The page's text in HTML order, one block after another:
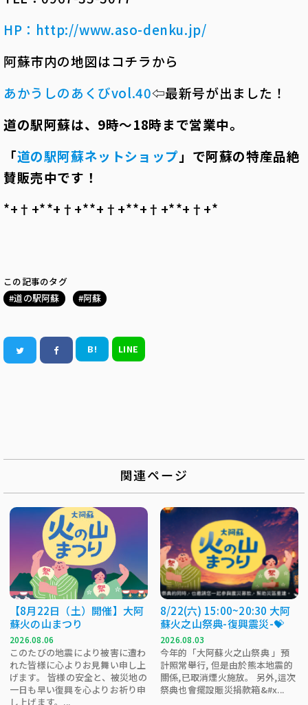
HP： http://www.aso-denku.jp/
阿蘇市内の地図はコチラから
あかうしのあくびvol.40⇦最新号が出ました！
道の駅阿蘇は、 9時～18時まで営業中。
「道の駅阿蘇ネットショップ」で阿蘇の特産品絶
賛販売中です！
*+†+*――*+†+*――*+†+*――*+†+*――*+†+*
この記事のタグ
道の駅阿蘇
阿蘇
B! LINE
関連ページ
【8月22日（土）開催】大阿
蘇火の山まつり
2026.08.06
このたびの地震により被害に遭わ
れた皆様に心よりお見舞い申し上
げます。 皆様の安全と、被災地の
一日も早い復興を心よりお祈り申
し上げます。...
8/22(六) 15:00~20:30 大阿
蘇火之山祭典-復興震災-💝
2026.08.03
今年的「大阿蘇火之山祭典 」預
計照常舉行, 但是由於熊本地震的
關係,已取消煙火施放。 另外,這次
祭典也會擺設賑災捐款箱&#x...